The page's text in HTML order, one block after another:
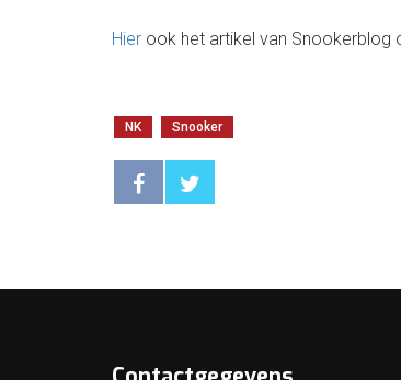
Hier ook het artikel van Snookerblog
NK Snooker